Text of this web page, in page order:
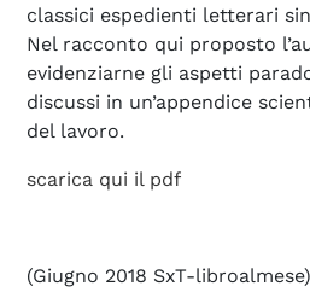
classici espedienti letterari
Nel racconto qui proposto
evidenziarne gli aspetti
discussi in un’appendice
del lavoro.
scarica qui il pdf
(Giugno 2018 SxT-